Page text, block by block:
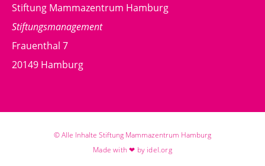
Stiftung Mammazentrum Hamburg
Stiftungsmanagement
Frauenthal 7
20149 Hamburg
© Alle Inhalte Stiftung Mammazentrum Hamburg
Made with ❤ by idel.org